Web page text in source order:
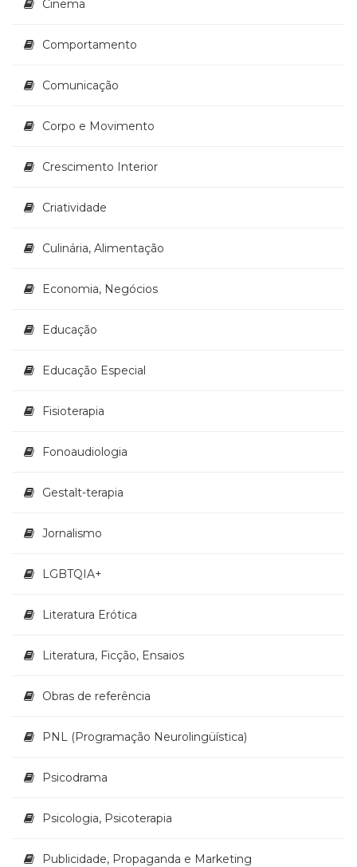
Televisão
Temas
(30)
(21)
e
(65)
Vida
(32)
Cinema
Comportamento
Comunicação
Corpo e Movimento
Crescimento Interior
Criatividade
Culinária, Alimentação
Economia, Negócios
Educação
Educação Especial
Fisioterapia
Fonoaudiologia
Gestalt-terapia
Jornalismo
LGBTQIA+
Literatura Erótica
Literatura, Ficção, Ensaios
Obras de referência
PNL (Programação Neurolingüística)
Psicodrama
Psicologia, Psicoterapia
Publicidade, Propaganda e Marketing